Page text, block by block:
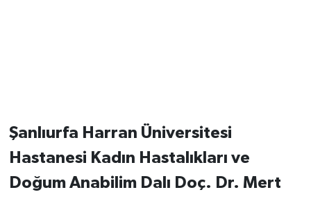
Şanlıurfa Harran Üniversitesi
Hastanesi Kadın Hastalıkları ve
Doğum Anabilim Dalı Doç. Dr. Mert